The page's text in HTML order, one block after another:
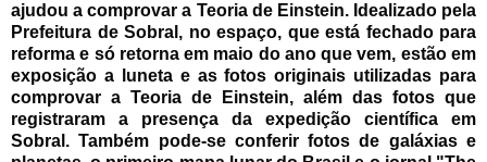
ajudou a comprovar a Teoria de Einstein. Idealizado pela
Prefeitura de Sobral, no espaço, que está fechado para
reforma e só retorna em maio do ano que vem, estão em
exposição a luneta e as fotos originais utilizadas para
comprovar a Teoria de Einstein, além das fotos que
registraram a presença da expedição científica em
Sobral. Também pode-se conferir fotos de galáxias e